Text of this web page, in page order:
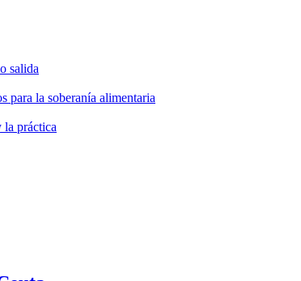
salida
para la soberanía alimentaria
la práctica